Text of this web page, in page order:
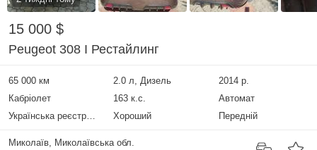
15 000 $
Peugeot 308 I Рестайлинг
65 000 км 2.0 л, Дизель
2014 р.
Кабріолет
163 к.с.
Автомат
Українська реєстрація
Хороший Передній
Миколаїв, Миколаївська обл.